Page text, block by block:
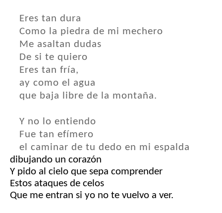
Eres tan dura
Como la piedra de mi mechero
Me asaltan dudas
De si te quiero
Eres tan fría,
ay como el agua
que baja libre de la montaña.
Y no lo entiendo
Fue tan efímero
el caminar de tu dedo en mi espalda
dibujando un corazón
Y pido al cielo que sepa comprender
Estos ataques de celos
Que me entran si yo no te vuelvo a ver.